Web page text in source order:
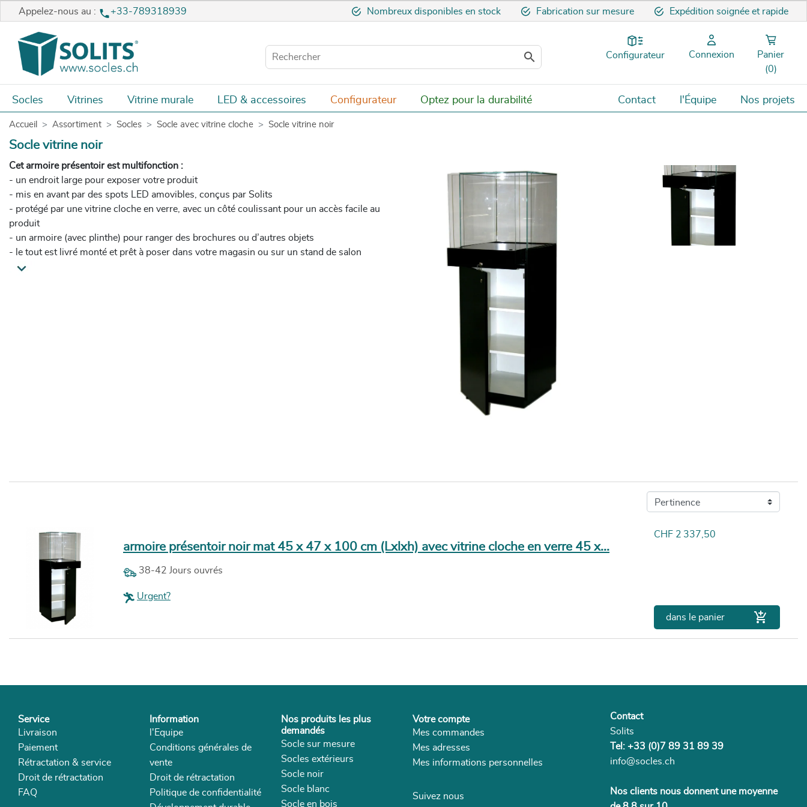
Appelez-nous au : +33-789318939 Nombreux disponibles en stock Fabrication sur mesure Expédition soignée et rapide
 Configurateur Connexion
Panier
(0)
Socles Vitrines Vitrine murale LED & accessoires Configurateur Nos projets
l'Équipe
Contact
Optez pour la durabilité
Accueil Assortiment Socles Socle avec vitrine cloche Socle vitrine noir
Socle vitrine noir
Cet armoire présentoir est multifonction :
- un endroit large pour exposer votre produit
- mis en avant par des spots LED amovibles, conçus par Solits
- protégé par une vitrine cloche en verre, avec un côté coulissant pour un accès facile au
produit
- un armoire (avec plinthe) pour ranger des brochures ou d’autres objets
- le tout est livré monté et prêt à poser dans votre magasin ou sur un stand de salon
armoire présentoir noir mat 45 x 47 x 100 cm (Lxlxh) avec vitrine cloche en verre 45 x...
38-42 Jours ouvrés
Urgent?
Prix
CHF 2 337,50
dans le panier 
Service
Livraison
Paiement
Rétractation & service
Droit de rétractation
FAQ
Information
l'Equipe
Conditions générales de
vente
Droit de rétractation
Politique de confidentialité
Nos produits les plus
demandés
Socle sur mesure
Socles extérieurs
Socle noir
Socle blanc
Socle en bois
Votre compte
Mes commandes
Mes adresses
Mes informations personnelles
Suivez nous
Contact
Solits
Tel: +33 (0)7 89 31 89 39
info@socles.ch
Nos clients nous donnent une moyenne